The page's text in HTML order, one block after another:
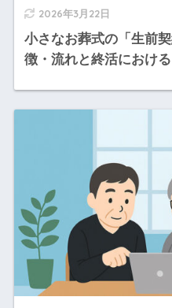
2026年3月22日
小さなお葬式の「生前
徴・流れと終活におけ